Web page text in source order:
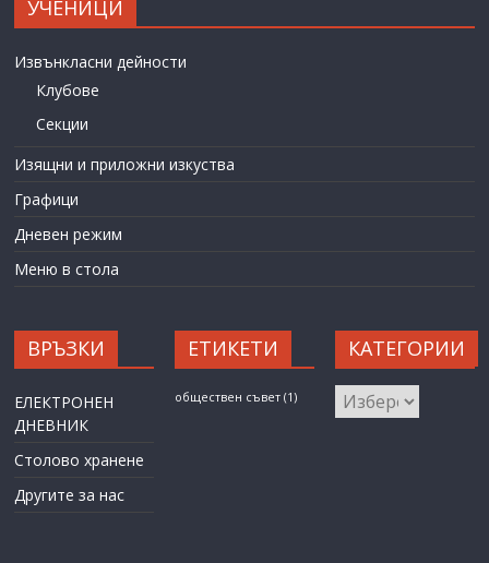
УЧЕНИЦИ
Извънкласни дейности
Клубове
Секции
Изящни и приложни изкуства
Графици
Дневен режим
Меню в стола
ВРЪЗКИ
ЕЛЕКТРОНЕН
ДНЕВНИК
Столово хранене
Другите за нас
ЕТИКЕТИ
обществен съвет (1)
КАТЕГОРИИ
КАТЕГОРИИ